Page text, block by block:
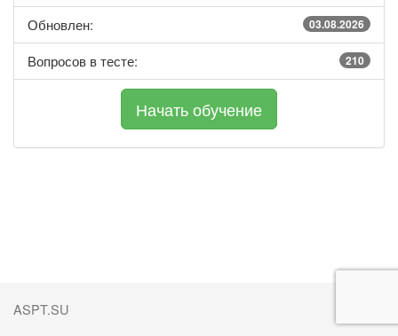
Обновлен: 03.08.2026
Вопросов в тесте: 210
ASPT.SU